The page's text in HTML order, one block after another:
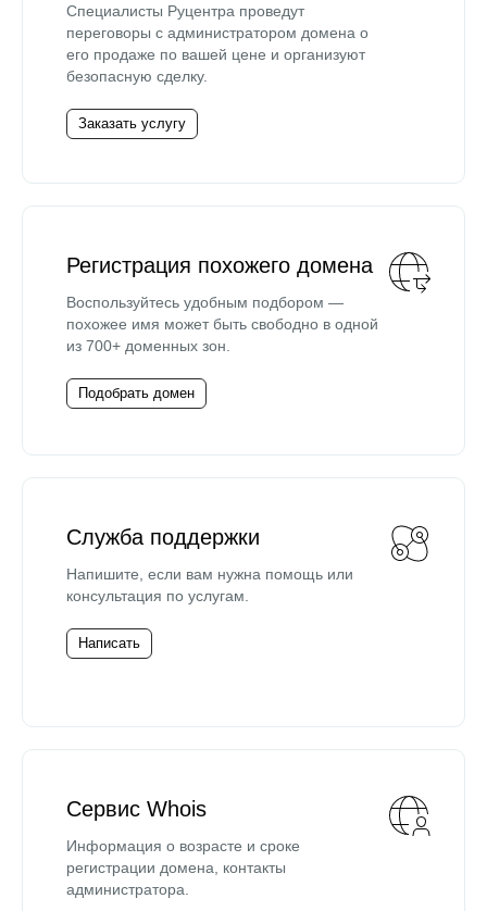
Специалисты Руцентра проведут
переговоры с администратором домена о
его продаже по вашей цене и организуют
безопасную сделку.
Заказать услугу
Регистрация похожего домена
Воспользуйтесь удобным подбором —
похожее имя может быть свободно в одной
из 700+ доменных зон.
Подобрать домен
Служба поддержки
Напишите, если вам нужна помощь или
консультация по услугам.
Написать
Сервис Whois
Информация о возрасте и сроке
регистрации домена, контакты
администратора.